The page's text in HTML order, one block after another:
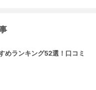
めランキング52選！口コミ